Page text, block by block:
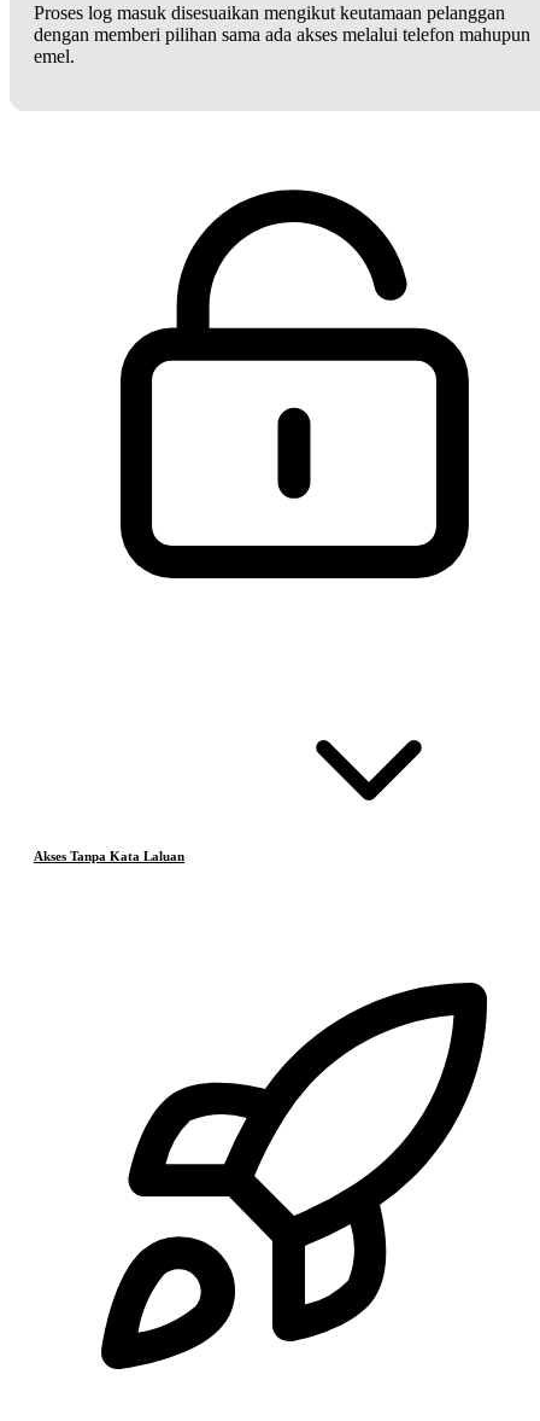
Proses log masuk disesuaikan mengikut keutamaan pelanggan
dengan memberi pilihan sama ada akses melalui telefon mahupun
emel.
Akses Tanpa Kata Laluan